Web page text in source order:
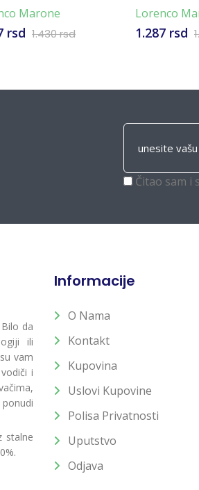
Marone
rsd 1.430 rsd
Lorenco
1.287 rsd
Čitao sam i
da
ili
vam
i
stalne
Informacije
O Nama
Kontakt
Kupovina
Uslovi Kupovine
Polisa Privatnosti
Uputstvo
Odjava